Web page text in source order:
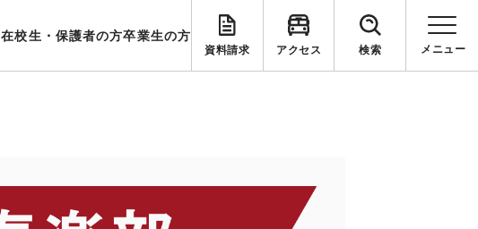
在校生・保護者の方卒業生の方
資料請求 アクセス 検索